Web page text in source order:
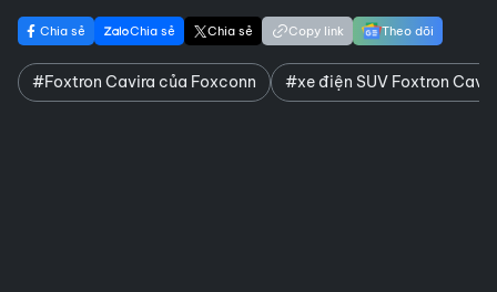
Chia sẻ Chia sẻ Chia sẻ Copy link Theo dõi
#Foxtron Cavira của Foxconn #xe điện SUV Foxtron